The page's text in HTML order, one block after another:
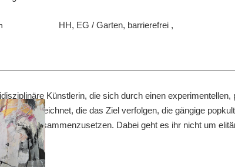
HH, EG / Garten, barrierefrei ,
Künstlerin, die sich durch einen
auszeichnet, die das Ziel verfolgen, die gängige
zusammenzusetzen. Dabei geht es ihr nicht um